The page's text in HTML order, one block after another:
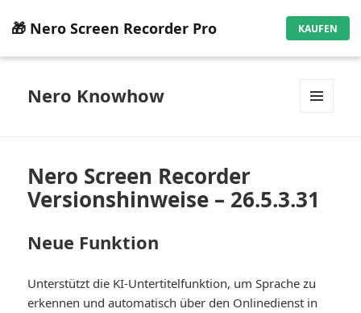
🎁 Nero Screen Recorder Pro KAUFEN
Nero Knowhow
Nero Screen Recorder
Versionshinweise – 26.5.3.31
Neue Funktion
Unterstützt die KI-Untertitelfunktion, um Sprache zu
erkennen und automatisch über den Onlinedienst in